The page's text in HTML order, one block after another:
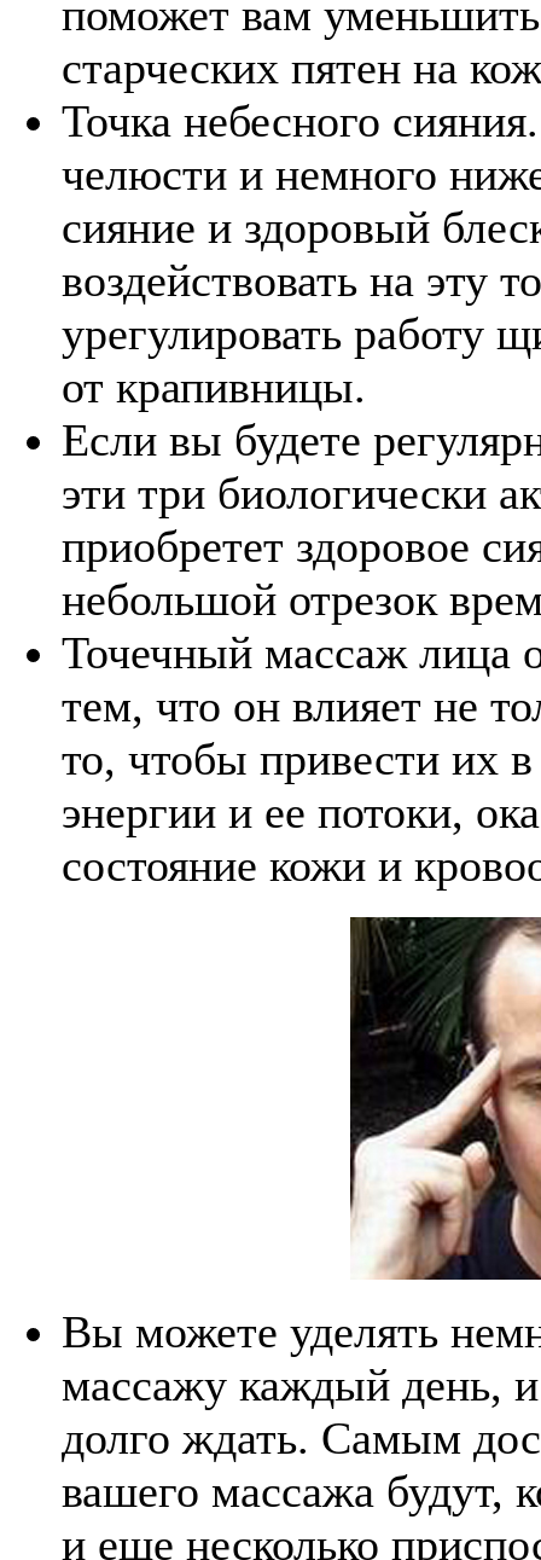
поможет вам
старческих пятен на
Точка небесного
челюсти и немного
сияние и здоровый
воздействовать на эту
урегулировать работу
от крапивницы.
Если вы будете
эти три биологически
приобретет здоровое
небольшой отрезок
Точечный массаж лица
тем, что он влияет не
то, чтобы привести их в
энергии и ее потоки,
состояние кожи и
Вы можете уделять
массажу каждый день, и
долго ждать. Самым
вашего массажа будут,
и еще несколько